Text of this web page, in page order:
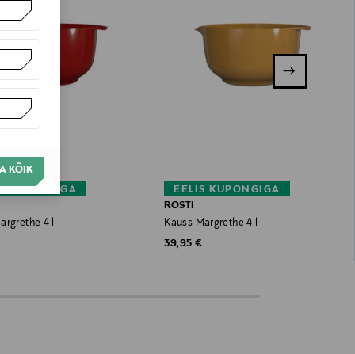
KÕIK
KUPONGIGA
4 l
EELIS KUPONGIGA
ROSTI
Kauss Margrethe 4 l
Original Price
39,95 €